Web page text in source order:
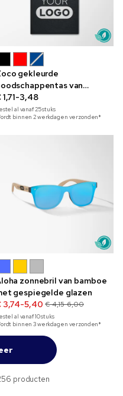
gekleurde
van
katoen van 140
m²
1,71-3,48
al vanaf25stuks
binnen 2 werkdagen verzonden*
zonnebril van bamboe
gespiegelde glazen
3,74-5,40 € 4,15-6,00
al vanaf10stuks
binnen 3 werkdagen verzonden*
producten